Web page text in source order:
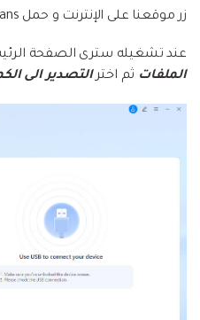
زر موقعنا على الإنترنت و حمل MobileTrans على كمبيوترك .
عند تشغيله سترى الصفحة
الملفات ثم اخترالتصدير الى